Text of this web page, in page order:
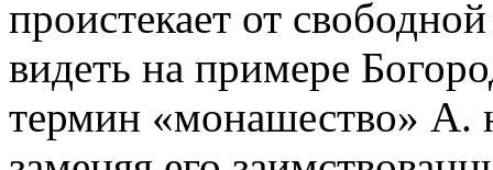
проистекает от
видеть на примере
термин «монашество» А.